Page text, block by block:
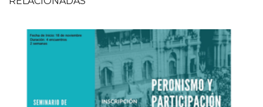
Imagen